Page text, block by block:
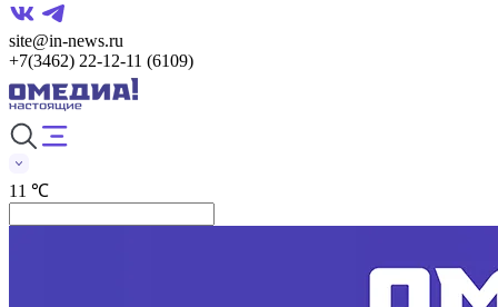
site@in-news.ru
+7(3462) 22-12-11 (6109)
11 ℃